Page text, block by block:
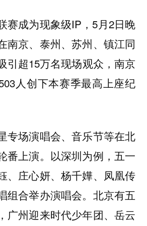
赛成为现象级IP，5月2日晚
南京、泰州、苏州、镇江同
引超15万名现场观众，南京
人创下本赛季最高上座纪
专场演唱会、音乐节等在北
番上演。以深圳为例，五一
、庄心妍、杨千嬅、凤凰传
组合举办演唱会。北京有五
广州迎来时代少年团、岳云